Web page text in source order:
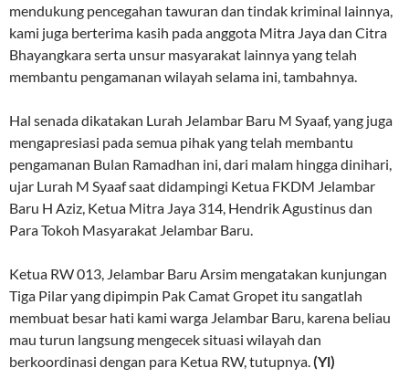
mendukung pencegahan tawuran dan tindak kriminal lainnya,
kami juga berterima kasih pada anggota Mitra Jaya dan Citra
Bhayangkara serta unsur masyarakat lainnya yang telah
membantu pengamanan wilayah selama ini, tambahnya.
Hal senada dikatakan Lurah Jelambar Baru M Syaaf, yang juga
mengapresiasi pada semua pihak yang telah membantu
pengamanan Bulan Ramadhan ini, dari malam hingga dinihari,
ujar Lurah M Syaaf saat didampingi Ketua FKDM Jelambar
Baru H Aziz, Ketua Mitra Jaya 314, Hendrik Agustinus dan
Para Tokoh Masyarakat Jelambar Baru.
Ketua RW 013, Jelambar Baru Arsim mengatakan kunjungan
Tiga Pilar yang dipimpin Pak Camat Gropet itu sangatlah
membuat besar hati kami warga Jelambar Baru, karena beliau
mau turun langsung mengecek situasi wilayah dan
berkoordinasi dengan para Ketua RW, tutupnya.(Yl)